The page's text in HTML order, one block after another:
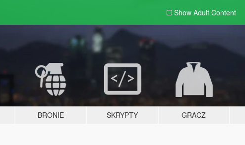
Show Adult Content
BRONIE SKRYPTY GRACZ